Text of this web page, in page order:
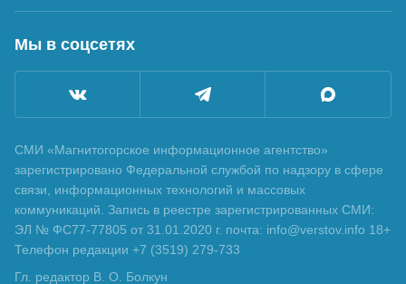
Мы в соцсетях
СМИ «Магнитогорское информационное агентство»
зарегистрировано Федеральной службой по надзору в сфере
связи, информационных технологий и массовых
коммуникаций. Запись в реестре зарегистрированных СМИ:
ЭЛ № ФС77-77805 от 31.01.2020 г. почта: info@verstov.info 18+
Телефон редакции +7 (3519) 279-733
Гл. редактор В. О. Болкун